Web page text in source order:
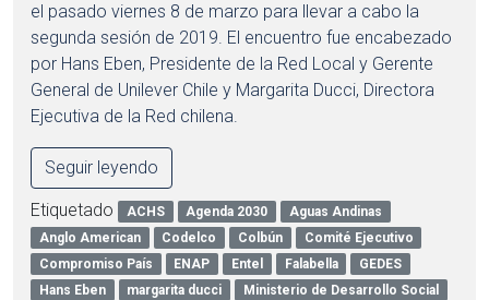
el pasado viernes 8 de marzo para llevar a cabo la
segunda sesión de 2019. El encuentro fue encabezado
por Hans Eben, Presidente de la Red Local y Gerente
General de Unilever Chile y Margarita Ducci, Directora
Ejecutiva de la Red chilena.
Seguir leyendo
Etiquetado ACHS Agenda 2030
Aguas Andinas
Anglo American
Codelco Colbún
Comité Ejecutivo
Compromiso País
ENAP Entel Falabella
GEDES
Hans Eben
margarita ducci
Ministerio de Desarrollo Social